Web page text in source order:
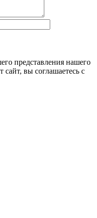
представления нашего
сайт, вы соглашаетесь с